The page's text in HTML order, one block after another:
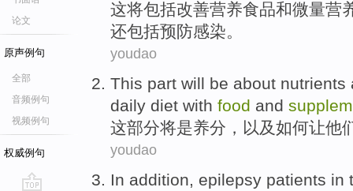
论文
原声例句
全部
音频例句
视频例句
权威例句
这将包括改善营养食品和微量营
还包括预防感染。
youdao
This part will be about nutrients
daily diet with food and
这部分将是养分 ， 以及如何让他
youdao
In addition epilepsy patients in